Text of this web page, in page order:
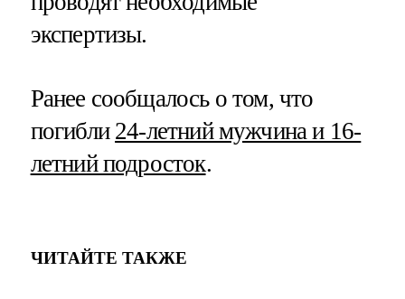
экспертизы.
Ранее сообщалось о том, что
погибли 24-летний мужчина и 16-
летний подросток.
ЧИТАЙТЕ ТАКЖЕ